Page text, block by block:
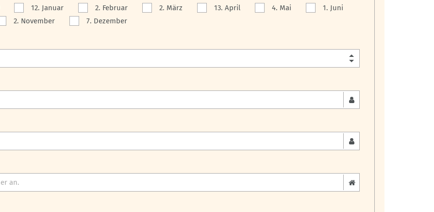
12. Januar 2. Februar 2. März 13. April 4. Mai
1. Juni
2. November 7. Dezember